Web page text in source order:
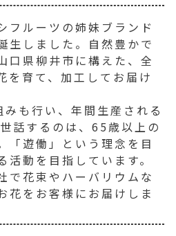
フルーツの姉妹ブランド
生しました。自然豊かで
口県柳井市に構えた、全
育て、加工してお届け
も行い、年間生産される
話するのは、65歳以上の
「遊働」という理念を目
動を目指しています。
で花束やハーバリウムな
花をお客様にお届けしま